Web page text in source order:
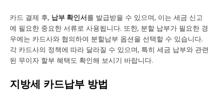
카드 결제 후, 납부 확인서를 발급받을 수 있으며, 이는 세금 신고
에 필요한 중요한 서류로 사용됩니다. 또한, 분할 납부가 필요한 경
우에는 카드사와 협의하여 분할납부 옵션을 선택할 수 있습니다.
각 카드사의 정책에 따라 달라질 수 있으며, 특히 세금 납부와 관련
된 무이자 할부 혜택도 확인해 보시기 바랍니다.
지방세 카드납부 방법